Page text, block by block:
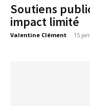
Soutiens
impact limité
Valentine Clément - 15